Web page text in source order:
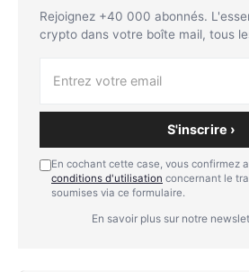
Rejoignez +40 000 abonnés.
crypto dans votre boîte mail, tous
S'inscrire ›
En cochant cette case, vous confirmez
conditions d'utilisation concernant le
soumises via ce formulaire.
En savoir plus sur notre